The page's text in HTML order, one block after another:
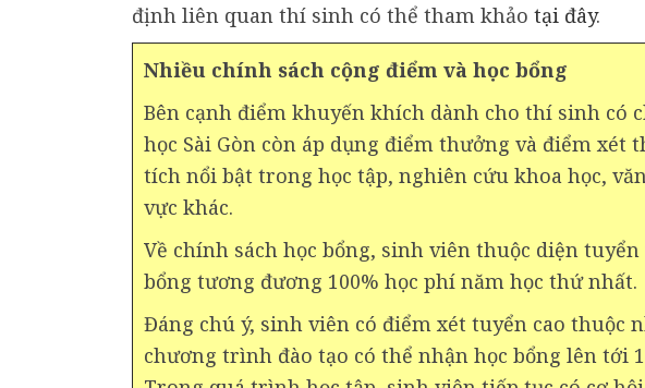
định liên quan thí sinh có thể tham khảo tại đây.
Nhiều chính sách cộng điểm và học bổng
Bên cạnh điểm khuyến khích dành cho thí sinh có
học Sài Gòn còn áp dụng điểm thưởng và điểm xét
tích nổi bật trong học tập, nghiên cứu khoa học,
vực khác.
Về chính sách học bổng, sinh viên thuộc diện
bổng tương đương 100% học phí năm học thứ nhất.
Đáng chú ý, sinh viên có điểm xét tuyển cao thuộc
chương trình đào tạo có thể nhận học bổng lên tới